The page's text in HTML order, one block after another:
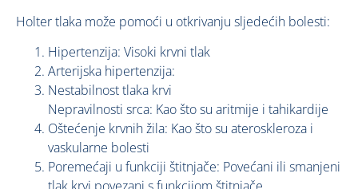
Holter tlaka može pomoći u otkrivanju sljedećih bolesti:
Hipertenzija: Visoki krvni tlak
Arterijska hipertenzija:
Nestabilnost tlaka krvi
Nepravilnosti srca: Kao što su aritmije i tahikardije
Oštećenje krvnih žila: Kao što su ateroskleroza i
vaskularne bolesti
Poremećaji u funkciji štitnjače: Povećani ili smanjeni